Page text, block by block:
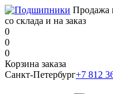
Продажа
со склада и на заказ
0
0
0
Корзина заказа
Санкт-Петербург+7 812